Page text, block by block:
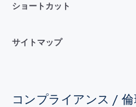
ショートカット
サイトマップ
コンプライアンス /